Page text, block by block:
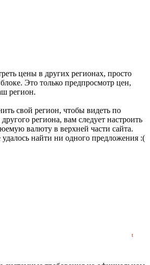
цены в других регионах, просто
Это только предпросмотр цен,
регион.
свой регион, чтобы видеть по
региона, вам следует настроить
валюту в верхней части сайта.
найти ни одного предложения :(
t
max